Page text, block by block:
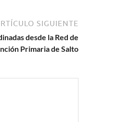
SIGUIENTE
desde la Red de
Primaria de Salto